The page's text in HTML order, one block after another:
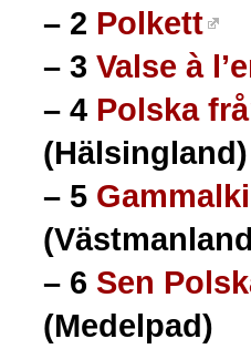
– 2 Polkett
– 3 Valse à
– 4 Polska
(Hälsingland)
– 5
– 6 Sen
(Medelpad)